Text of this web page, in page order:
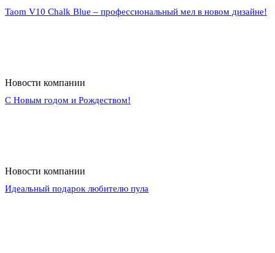
Taom V10 Chalk Blue – профессиональный мел в новом дизайне!
Новости компании
С Новым годом и Рождеством!
Новости компании
Идеальный подарок любителю пула